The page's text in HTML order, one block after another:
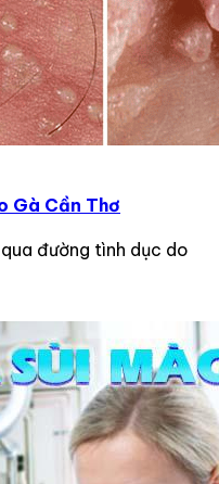
Gà Cần Thơ
đường tình dục do